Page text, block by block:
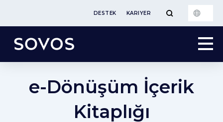
DESTEK KARIYER
e-Dönüşüm İçerik
Kitaplığı